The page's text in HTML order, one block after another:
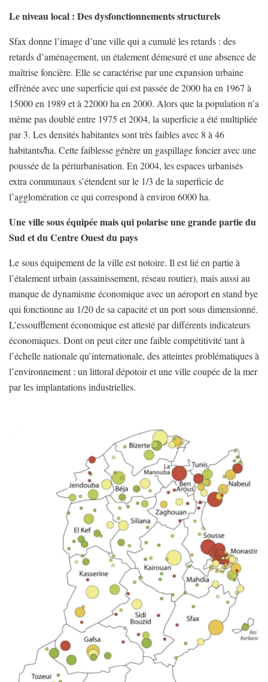
Le niveau local : Des dysfonctionnements structurels
Sfax donne l’image d’une ville qui a cumulé les retards : des
retards d’aménagement, un étalement démesuré et une absence de
maîtrise foncière. Elle se caractérise par une expansion urbaine
effrénée avec une superficie qui est passée de 2000 ha en 1967 à
15000 en 1989 et à 22000 ha en 2000. Alors que la population n’a
même pas doublé entre 1975 et 2004, la superficie a été multipliée
par 3. Les densités habitantes sont très faibles avec 8 à 46
habitants/ha. Cette faiblesse génère un gaspillage foncier avec une
poussée de la périurbanisation. En 2004, les espaces urbanisés
extra communaux s’étendent sur le 1/3 de la superficie de
l’agglomération ce qui correspond à environ 6000 ha.
Une ville sous équipée mais qui polarise une grande partie du
Sud et du Centre Ouest du pays
Le sous équipement de la ville est notoire. Il est lié en partie à
l’étalement urbain (assainissement, réseau routier), mais aussi au
manque de dynamisme économique avec un aéroport en stand bye
qui fonctionne au 1/20 de sa capacité et un port sous dimensionné.
L’essoufflement économique est attesté par différents indicateurs
économiques. Dont on peut citer une faible compétitivité tant à
l’échelle nationale qu’internationale, des atteintes problématiques à
l’environnement : un littoral dépotoir et une ville coupée de la mer
par les implantations industrielles.